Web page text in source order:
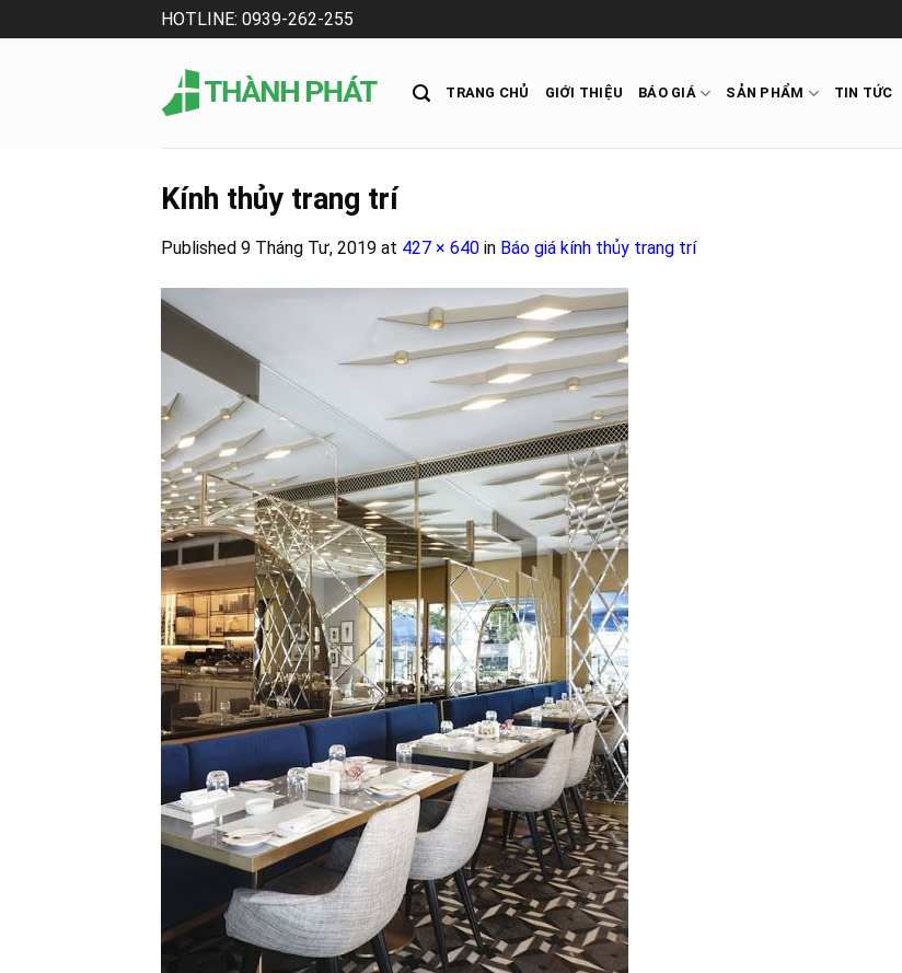
to
HOTLINE: 0939-262-255
TRANG CHỦ GIỚI THIỆU BÁO GIÁ SẢN PHẨM TIN TỨC
Kính thủy trang trí
Published 9 Tháng Tư, 2019 at 427 × 640 in Báo giá kính thủy trang trí